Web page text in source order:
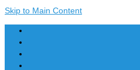
Skip to Main Content